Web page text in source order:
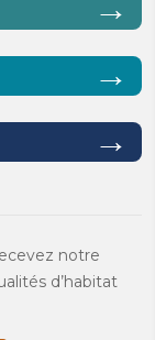
→
→
notre
d’habitat